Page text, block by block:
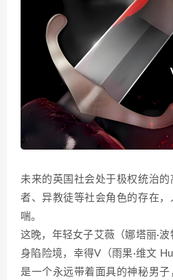
未来的英国社会处于极权统治
者、异教徒等社会角色的存在
喘。
这晚，年轻女子艾薇（娜塔丽·波
身陷险境，幸得V（雨果·维文
是一个永远带着面具的神秘男